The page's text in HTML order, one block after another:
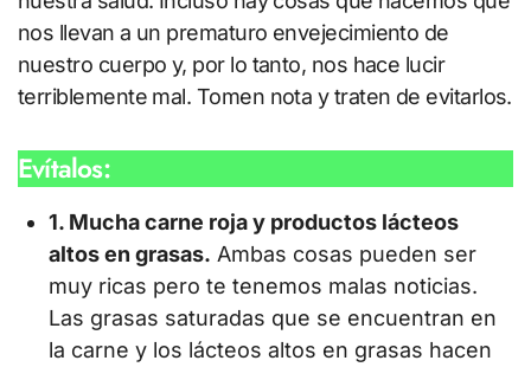
nos llevan a un prematuro envejecimiento de
nuestro cuerpo y, por lo tanto, nos hace lucir
terriblemente mal. Tomen nota y traten de evitarlos.
Evítalos:
1. Mucha carne roja y productos lácteos
altos en grasas. Ambas cosas pueden ser
muy ricas pero te tenemos malas noticias.
Las grasas saturadas que se encuentran en
la carne y los lácteos altos en grasas hacen